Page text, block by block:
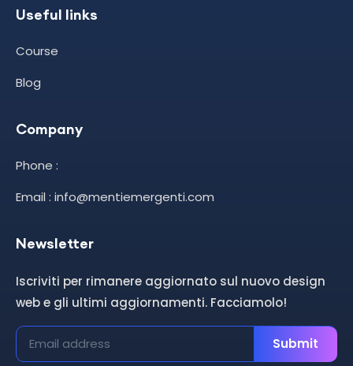
Useful links
Course
Blog
Company
Phone :
Email : info@mentiemergenti.com
Newsletter
Iscriviti per rimanere aggiornato sul nuovo design
web e gli ultimi aggiornamenti. Facciamolo!
Submit